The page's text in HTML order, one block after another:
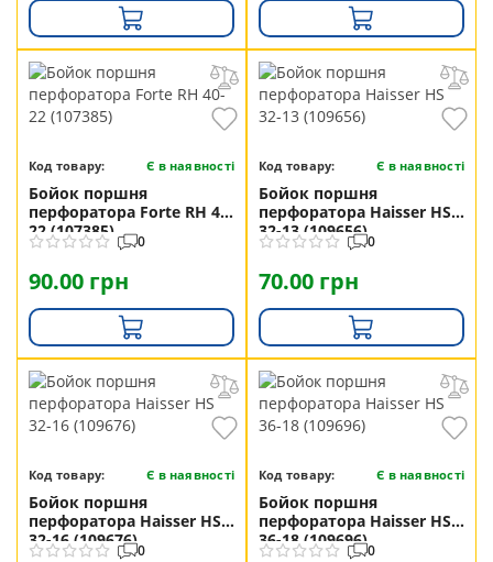
Код товару: Є в наявності
Бойок поршня
перфоратора Forte RH 40-
22 (107385)
0
90.00 грн
Код товару: Є в наявності
Бойок поршня
перфоратора Haisser HS
32-13 (109656)
0
70.00 грн
Код товару: Є в наявності
Бойок поршня
перфоратора Haisser HS
32-16 (109676)
0
Код товару: Є в наявності
Бойок поршня
перфоратора Haisser HS
36-18 (109696)
0